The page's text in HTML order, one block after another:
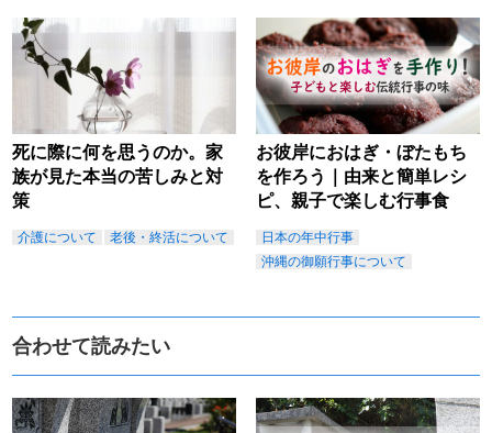
死に際に何を思うのか。家
族が見た本当の苦しみと対
策
介護について 老後・終活について
お彼岸におはぎ・ぼたもち
を作ろう｜由来と簡単レシ
ピ、親子で楽しむ行事食
日本の年中行事
沖縄の御願行事について
合わせて読みたい